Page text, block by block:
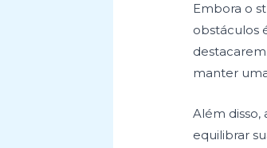
Embora o
obstáculos
manter
Além disso,
equilibrar